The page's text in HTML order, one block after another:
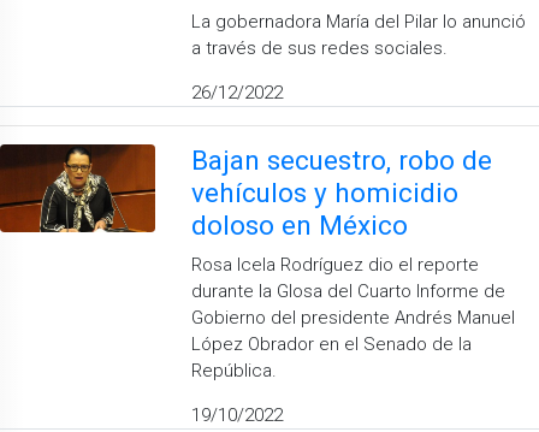
La gobernadora María del Pilar lo anunció
a través de sus redes sociales.
26/12/2022
Bajan secuestro, robo de
vehículos y homicidio
doloso en México
Rosa Icela Rodríguez dio el reporte
durante la Glosa del Cuarto Informe de
Gobierno del presidente Andrés Manuel
López Obrador en el Senado de la
República.
19/10/2022